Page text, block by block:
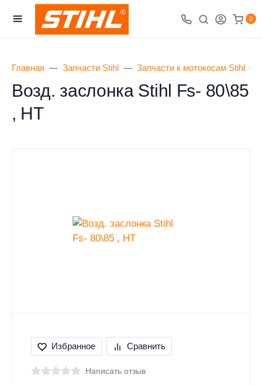
0
Главная Запчасти Stihl Запчасти к мотокосам Stihl
Возд. заслонка Stihl Fs- 80\85
, HT
Избранное Сравнить
Написать отзыв